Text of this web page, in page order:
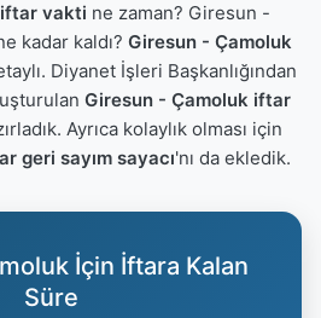
vakti ne zaman? Giresun -
kadar kaldı? Giresun - Çamoluk
Diyanet İşleri Başkanlığından
Giresun - Çamoluk iftar
Ayrıca kolaylık olması için
geri sayım sayacı'nı da ekledik.
İçin İftara Kalan
Süre